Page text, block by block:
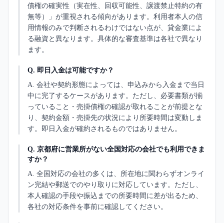
債権の確実性（実在性、回収可能性、譲渡禁止特約の有
無等）」が重視される傾向があります。利用者本人の信
用情報のみで判断されるわけではない点が、貸金業によ
る融資と異なります。具体的な審査基準は各社で異なり
ます。
Q. 即日入金は可能ですか？
A. 会社や契約形態によっては、申込みから入金まで当日
中に完了するケースがあります。ただし、必要書類が揃
っていること・売掛債権の確認が取れることが前提とな
り、契約金額・売掛先の状況により所要時間は変動しま
す。即日入金が確約されるものではありません。
Q. 京都府に営業所がない全国対応の会社でも利用できま
すか？
A. 全国対応の会社の多くは、所在地に関わらずオンライ
ン完結や郵送でのやり取りに対応しています。ただし、
本人確認の手段や振込までの所要時間に差が出るため、
各社の対応条件を事前に確認してください。